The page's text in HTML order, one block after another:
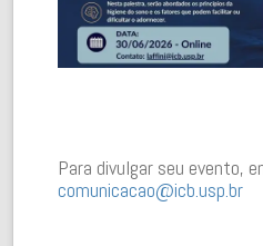
Para divulgar seu evento,
comunicacao@icb.usp.br